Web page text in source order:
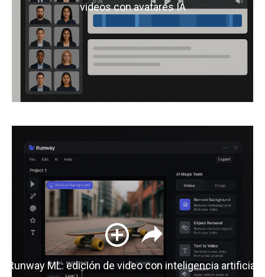
videos con avatares IA
Runway ML: edición de video con inteligencia artificial